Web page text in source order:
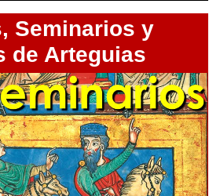
Seminarios y
de Arteguias